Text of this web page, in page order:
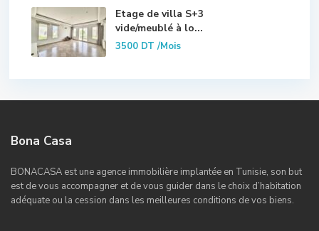
Etage de villa S+3
vide/meublé à lo...
3500 DT/Mois
Bona Casa
BONACASA est une agence immobilière implantée en Tunisie, son but
est de vous accompagner et de vous guider dans le choix d’habitation
adéquate ou la cession dans les meilleures conditions de vos biens.